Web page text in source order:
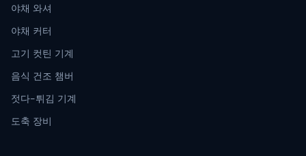
야채 와셔
야채 커터
고기 컷틴 기계
음식 건조 챔버
젓다-튀김 기계
도축 장비